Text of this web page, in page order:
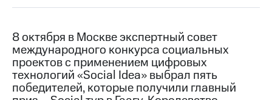
информация
Контакты
Медиа-центр
Пресс-
релизы
8 октября в Москве экспертный совет
международного конкурса социальных
проектов с применением цифровых
технологий «Social Idea» выбрал пять
победителей, которые получили главный